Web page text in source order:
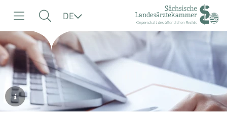
Navigation
Suche
Inhalt
DE
©AdobeStock/Hyejin
Kang